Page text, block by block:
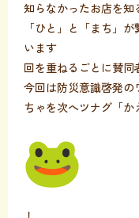
知らなかったお店を知
「ひと」と「まち」
います
回を重ねるごとに賛
今回は防災意識啓発の
ちゃを次へツナグ「か